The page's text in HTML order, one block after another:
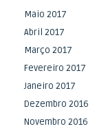
Maio 2017
Abril 2017
Março 2017
Fevereiro 2017
Janeiro 2017
Dezembro 2016
Novembro 2016